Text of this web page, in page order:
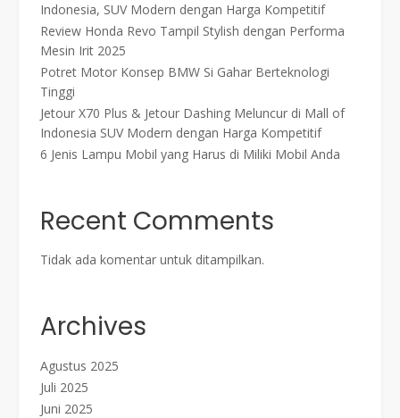
Indonesia, SUV Modern dengan Harga Kompetitif
Review Honda Revo Tampil Stylish dengan Performa
Mesin Irit 2025
Potret Motor Konsep BMW Si Gahar Berteknologi
Tinggi
Jetour X70 Plus & Jetour Dashing Meluncur di Mall of
Indonesia SUV Modern dengan Harga Kompetitif
6 Jenis Lampu Mobil yang Harus di Miliki Mobil Anda
Recent Comments
Tidak ada komentar untuk ditampilkan.
Archives
Agustus 2025
Juli 2025
Juni 2025